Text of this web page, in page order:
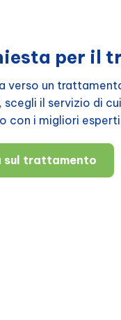
per il
verso un
il servizio di
con i migliori
sul trattamento